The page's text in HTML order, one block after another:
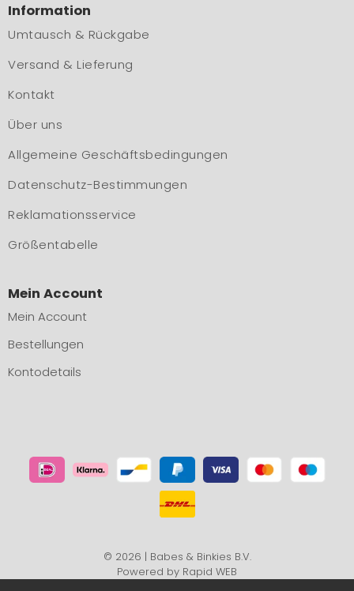
Information
Umtausch & Rückgabe
Versand & Lieferung
Kontakt
Über uns
Allgemeine Geschäftsbedingungen
Datenschutz-Bestimmungen
Reklamationsservice
Größentabelle
Mein Account
Mein Account
Bestellungen
Kontodetails
© 2026 | Babes & Binkies B.V.
Powered by Rapid WEB